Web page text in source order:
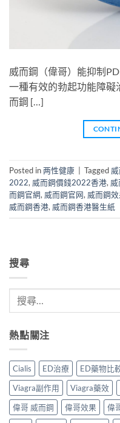
威而鋼（偉哥）能抑制
一種有效的勃起功能障
而鋼 […]
Posted in两性健康 Tagged
2022, 威而鋼價錢2022香港,
而鋼官網, 威而鋼官网, 威而鋼效
威而鋼香港, 威而鋼香港醫生紙
搜尋
熱點關注
Cialis ED治療 ED藥物比
Viagra副作用
Viagra藥效
偉哥 威而鋼
偉哥效果 偉